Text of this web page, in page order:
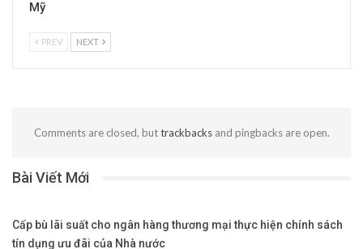
Mỹ
PREV NEXT
Comments are closed, buttrackbacksand pingbacks are open.
Bài Viết Mới
Cấp bù lãi suất cho ngân hàng thương mại thực hiện chính sách
tín dụng ưu đãi của Nhà nước